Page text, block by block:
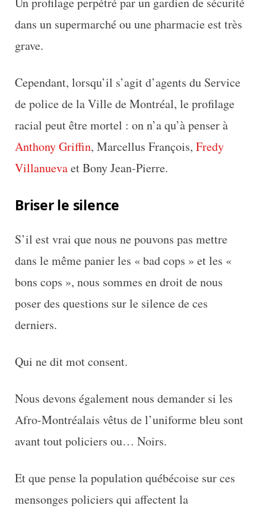
dans un supermarché ou une pharmacie est très
grave.
Cependant, lorsqu’il s’agit d’agents du Service
de police de la Ville de Montréal, le profilage
racial peut être mortel : on n’a qu’à penser à
Anthony Griffin, Marcellus François, Fredy
Villanuevaet Bony Jean-Pierre.
Briser le silence
S’il est vrai que nous ne pouvons pas mettre
dans le même panier les « bad cops » et les «
bons cops », nous sommes en droit de nous
poser des questions sur le silence de ces
derniers.
Qui ne dit mot consent.
Nous devons également nous demander si les
Afro-Montréalais vêtus de l’uniforme bleu sont
avant tout policiers ou… Noirs.
Et que pense la population québécoise sur ces
mensonges policiers qui affectent la